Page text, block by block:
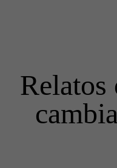
Relatos